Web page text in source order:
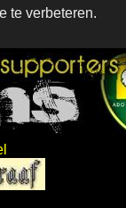
te verbeteren.